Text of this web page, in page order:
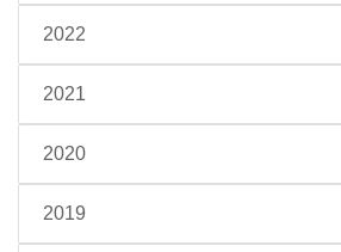
2022
2021
2020
2019